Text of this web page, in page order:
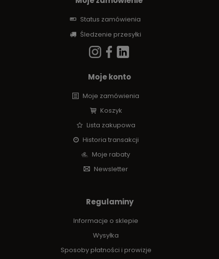
Status zamówienia
Śledzenie przesyłki
Moje konto
Moje zamówienia
Koszyk
Lista zakupowa
Historia transakcji
Moje rabaty
Newsletter
Regulaminy
Informacje o sklepie
Wysyłka
Sposoby płatności i prowizje